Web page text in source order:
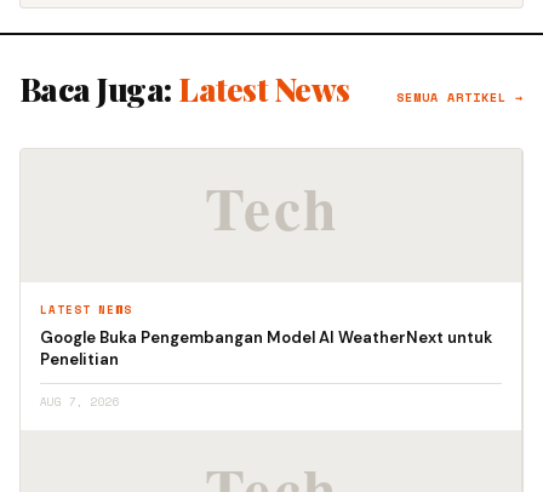
Baca Juga: Latest News SEMUA ARTIKEL →
LATEST NEWS
Google Buka Pengembangan Model AI WeatherNext untuk
Penelitian
AUG 7, 2026